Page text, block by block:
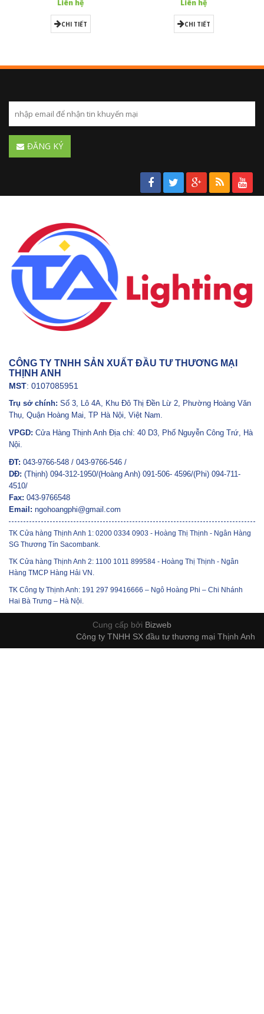
Liên hệ
CHI TIẾT
Liên hệ
CHI TIẾT
ĐĂNG KÝ
CÔNG TY TNHH SẢN XUẤT ĐẦU TƯ THƯƠNG MẠI
THỊNH ANH
MST: 0107085951
Trụ sở chính: Số 3, Lô 4A, Khu Đô Thị Đền Lừ 2, Phường Hoàng Văn
Thụ, Quận Hoàng Mai, TP Hà Nội, Việt Nam.
VPGD: Cửa Hàng Thịnh Anh Địa chỉ: 40 D3, Phố Nguyễn Công Trứ, Hà
Nội.
ĐT: 043-9766-548 / 043-9766-546 /
DĐ: (Thịnh) 094-312-1950/(Hoàng Anh) 091-506- 4596/(Phi) 094-711-
4510/
Fax: 043-9766548
Email: ngohoangphi@gmail.com
TK Cửa hàng Thịnh Anh 1: 0200 0334 0903 - Hoàng Thị Thịnh - Ngân Hàng
SG Thương Tín Sacombank.
TK Cửa hàng Thịnh Anh 2: 1100 1011 899584 - Hoàng Thị Thịnh - Ngân
Hàng TMCP Hàng Hải VN.
TK Công ty Thịnh Anh: 191 297 99416666 – Ngô Hoàng Phi – Chi Nhánh
Hai Bà Trưng – Hà Nội.
Cung cấp bởi Bizweb
Công ty TNHH SX đầu tư thương mại Thịnh Anh